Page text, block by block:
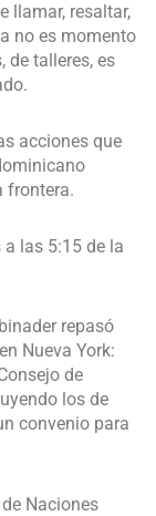
llamar, resaltar,
no es momento
de talleres, es
acciones que
frontera.
las 5:15 de la
repasó
Nueva York:
de
los de
convenio para
Naciones